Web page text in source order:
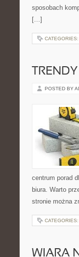
sposobach
[…]
CATEGORIES:
POSTED BY
centrum porad
biura. Warto
stronie można
CATEGORIES:
WIARA